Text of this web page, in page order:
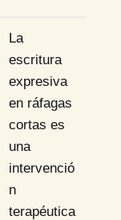
La
escritura
expresiva
en ráfagas
cortas es
una
intervenció
n
terapéutica